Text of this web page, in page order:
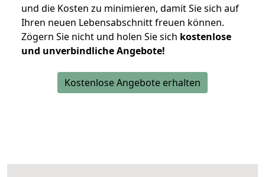
und die Kosten zu minimieren, damit Sie sich auf
Ihren neuen Lebensabschnitt freuen können.
Zögern Sie nicht und holen Sie sich kostenlose
und unverbindliche Angebote!
Kostenlose Angebote erhalten